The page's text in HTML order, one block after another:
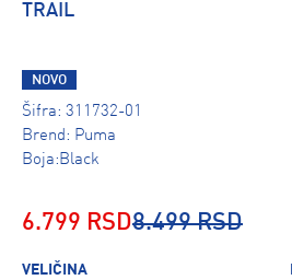
TRAIL
NOVO
Šifra: 311732-01
Brend: Puma
Boja:Black
6.799 RSD8.499 RSD
VELIČINA